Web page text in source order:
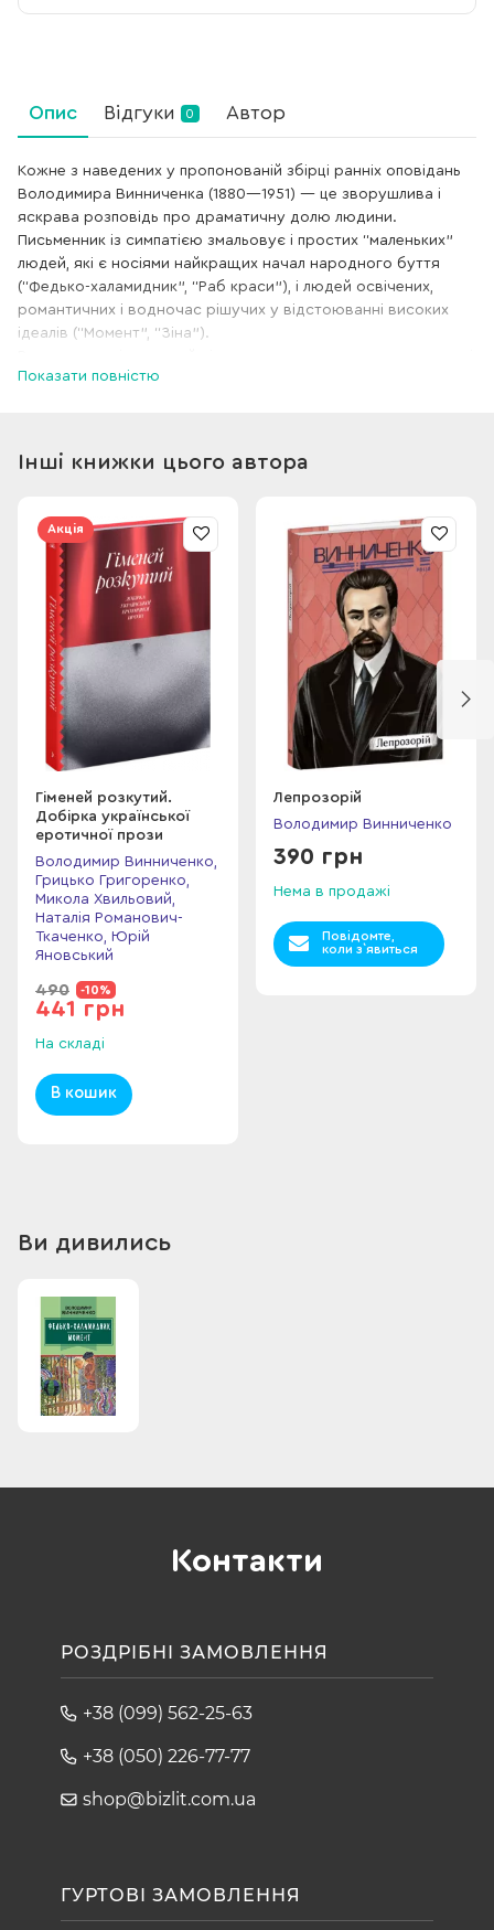
Опис Відгуки 0 Автор
Кожне з наведених у пропонованій збірці ранніх оповідань
Володимира Винниченка (1880—1951) — це зворушлива і
яскрава розповідь про драматичну долю людини.
Письменник із симпатією змальовує і простих “маленьких”
людей, які є носіями найкращих начал народного буття
(“Федько-халамидник”, “Раб краси”), і людей освічених,
романтичних і водночас рішучих у відстоюванні високих
ідеалів (“Момент”, “Зіна”).
часом безжально сатиричний у зображенні рідного
зберігають свою худож­ню цінність і сьогодні.
Показати повністю
Інші книжки цього автора
Акція
Гіменей розкутий.
Добірка української
еротичної прози
Володимир Винниченко,
Грицько Григоренко,
Микола Хвильовий,
Наталія Романович-
Ткаченко, Юрій
Яновський
490 -10%
441 грн
На складі
В кошик
Лепрозорій
Володимир Винниченко
390 грн
Нема в продажі
Повідомте,
коли з`явиться
Ви дивились
Контакти
РОЗДРІБНІ ЗАМОВЛЕННЯ
+38 (099) 562-25-63
+38 (050) 226-77-77
shop@bizlit.com.ua
ГУРТОВІ ЗАМОВЛЕННЯ